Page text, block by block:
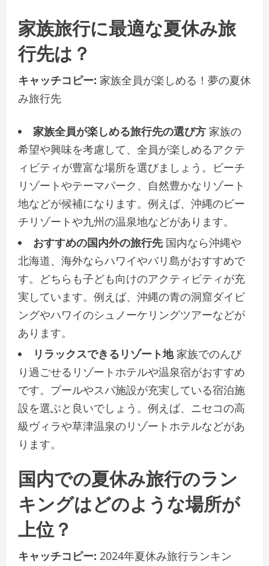
家族旅行に最適な夏休み旅
行先は？
キャッチコピー: 家族全員が楽しめる！夢の夏休
み旅行先
家族全員が楽しめる旅行先の選び方 家族の
希望や興味を考慮して、全員が楽しめるアクテ
ィビティが豊富な場所を選びましょう。ビーチ
リゾートやテーマパーク、自然豊かなリゾート
地などが候補になります。例えば、沖縄のビー
チリゾートや九州の温泉地などがあります。
おすすめの国内外の旅行先国内なら沖縄や
北海道、海外ならハワイやバリ島がおすすめで
す。どちらも子ども向けのアクティビティが充
実しています。例えば、沖縄の青の洞窟ダイビ
ングやハワイのシュノーケリングツアーなどが
あります。
リラックスできるリゾート地家族でのんび
り過ごせるリゾートホテルや温泉宿がおすすめ
です。プールやスパ施設が充実している宿泊施
設を選ぶと良いでしょう。例えば、ニセコの高
級ヴィラや草津温泉のリゾートホテルなどがあ
ります。
国内での夏休み旅行のラン
キングはどのような場所が
上位？
キャッチコピー: 2024年夏休み旅行ランキン